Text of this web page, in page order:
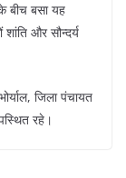
बीच बसा यह
और सौन्दर्य
जिला पंचायत
रहे।